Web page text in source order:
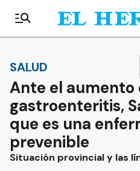
SALUD
Ante el aumento
gastroenteritis,
que es una
prevenible
Situación provincial y las